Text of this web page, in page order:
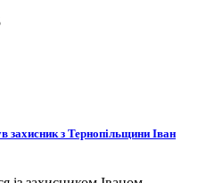
з Тернопільщини Іван